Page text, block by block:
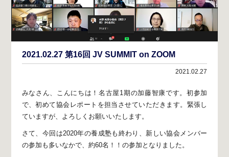
2021.02.27 第16回 JV SUMMIT on ZOOM
2021.02.27
みなさん、こんにちは！名古屋1期の加藤智康です。初参加
で、初めて協会レポートを担当させていただきます。 緊張し
ていますが、よろしくお願いいたします。
さて、今回は2020年の養成塾も終わり、 新しい協会メンバー
の参加も多いなかで、 約60名！！の参加となりました。